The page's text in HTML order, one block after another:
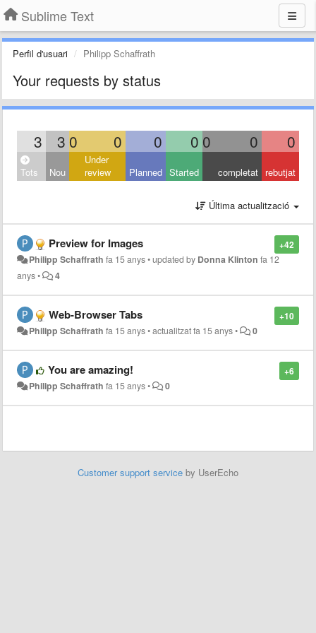
Sublime Text
Perfil d'usuari Philipp Schaffrath
Your requests by status
3 3 0 0 0 0 0 0 0
Tots Nou
Under
review
Planned Started completat rebutjat
Última actualització
+42
Preview for Images
Philipp Schaffrath fa 15 anys•updated by Donna Klinton fa 12
anys• 4
+10
Web-Browser Tabs
Philipp Schaffrath fa 15 anys•actualitzatfa 15 anys• 0
+6
You are amazing!
Philipp Schaffrath fa 15 anys• 0
Customer support service by UserEcho